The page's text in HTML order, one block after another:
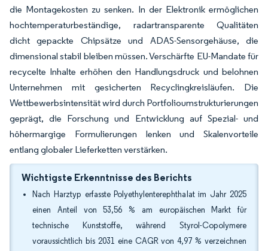
die Montagekosten zu senken. In der Elektronik ermöglichen
hochtemperaturbeständige, radartransparente Qualitäten
dicht gepackte Chipsätze und ADAS-Sensorgehäuse, die
dimensional stabil bleiben müssen. Verschärfte EU-Mandate für
recycelte Inhalte erhöhen den Handlungsdruck und belohnen
Unternehmen mit gesicherten Recyclingkreisläufen. Die
Wettbewerbsintensität wird durch Portfolioumstrukturierungen
geprägt, die Forschung und Entwicklung auf Spezial- und
höhermargige Formulierungen lenken und Skalenvorteile
entlang globaler Lieferketten verstärken.
Wichtigste Erkenntnisse des Berichts
Nach Harztyp erfasste Polyethylenterephthalat im Jahr 2025
einen Anteil von 53,56 % am europäischen Markt für
technische Kunststoffe, während Styrol-Copolymere
voraussichtlich bis 2031 eine CAGR von 4,97 % verzeichnen